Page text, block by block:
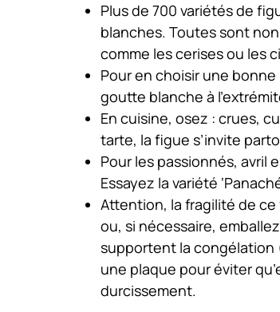
Plus de 700 variétés de
blanches. Toutes sont
comme les cerises ou les
Pour en choisir une
goutte blanche à
En cuisine, osez : crues,
tarte, la figue s’invite
Pour les passionnés, avril
Essayez la variété
Attention, la fragilité de ce
ou, si nécessaire,
supportent la congélation
une plaque pour éviter
durcissement.